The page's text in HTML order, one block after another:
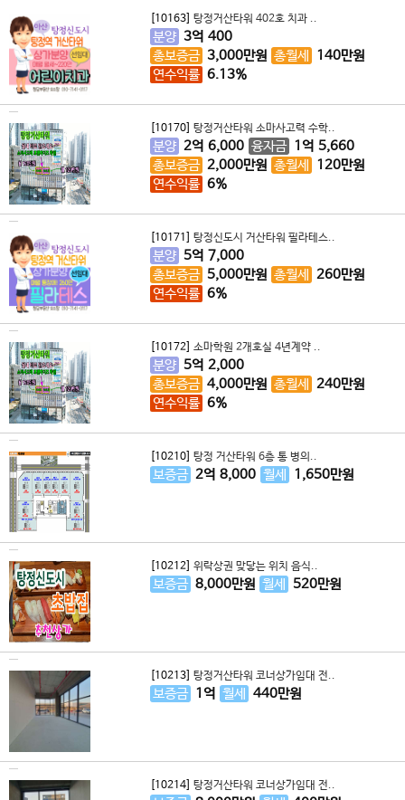
[10163] 탕정거산타워 402호 치과 ..
분양 3억 400
총보증금 3,000만원 총월세 140만원
연수익률 6.13%
[10170] 탕정거산타워 소마사고력 수학..
분양 2억 6,000 융자금 1 억 5,660
총보증금 2,000만원 총월세 120만원
연수익률 6%
[10171] 탕정신도시 거산타워 필라테스..
분양 5억 7,000
총보증금 5,000만원 총월세 260만원
연수익률 6%
[10172] 소마학원 2개호실 4년계약 ..
분양 5억 2,000
총보증금 4,000만원 총월세 240만원
연수익률 6%
[10210] 탕정 거산타워 6층 통 병의..
보증금 2억 8,000 월세 1,650만원
[10212] 위락상권 맞닿는 위치 음식..
보증금 8,000만원 월세 520만원
[10213] 탕정거산타워 코너상가임대 전..
보증금 1 억 월세 440만원
[10214] 탕정거산타워 코너상가임대 전..